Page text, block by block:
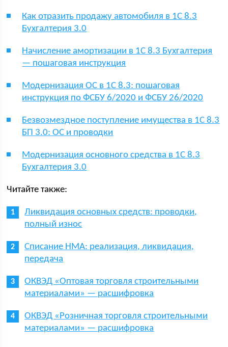
Как отразить продажу автомобиля в 1С 8.3
Бухгалтерия 3.0
Начисление амортизации в 1С 8.3 Бухгалтерия
— пошаговая инструкция
Модернизация ОС в 1С 8.3: пошаговая
инструкция по ФСБУ 6/2020 и ФСБУ 26/2020
Безвозмездное поступление имущества в 1С 8.3
БП 3.0: ОС и проводки
Модернизация основного средства в 1С 8.3
Бухгалтерия 3.0
Читайте также:
Ликвидация основных средств: проводки,
полный износ
Списание НМА: реализация, ликвидация,
передача
ОКВЭД «Оптовая торговля строительными
материалами» — расшифровка
ОКВЭД «Розничная торговля строительными
материалами» — расшифровка